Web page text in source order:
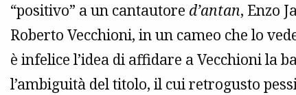
“positivo” a un cantautore d’antan, Enzo
Roberto Vecchioni, in un cameo che lo
è infelice l’idea di affidare a Vecchioni la
l’ambiguità del titolo, il cui retrogusto